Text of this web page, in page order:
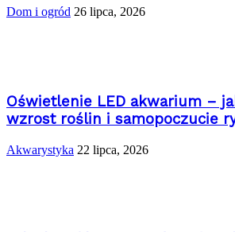
Dom i ogród 26 lipca, 2026
Oświetlenie LED akwarium –
wzrost roślin i samopoczucie
Akwarystyka 22 lipca, 2026